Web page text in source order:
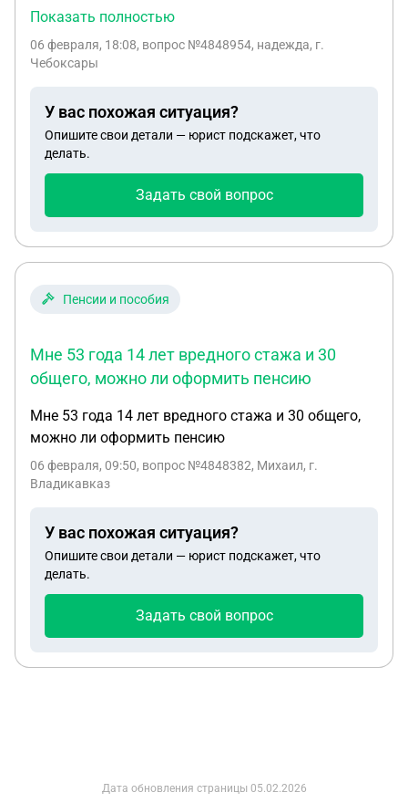
работать, а я написала заявление на уход за
это запрещается
Показать полностью
06 февраля, 18:08, вопрос №4848954, надежда, г.
Чебоксары
У вас похожая ситуация?
Опишите свои детали — юрист подскажет, что
делать.
Задать свой вопрос
Пенсии и пособия
Мне 53 года 14 лет вредного стажа и 30
общего, можно ли оформить пенсию
Мне 53 года 14 лет вредного стажа и 30 общего,
можно ли оформить пенсию
06 февраля, 09:50, вопрос №4848382, Михаил, г.
Владикавказ
У вас похожая ситуация?
Опишите свои детали — юрист подскажет, что
делать.
Задать свой вопрос
Дата обновления страницы 05.02.2026